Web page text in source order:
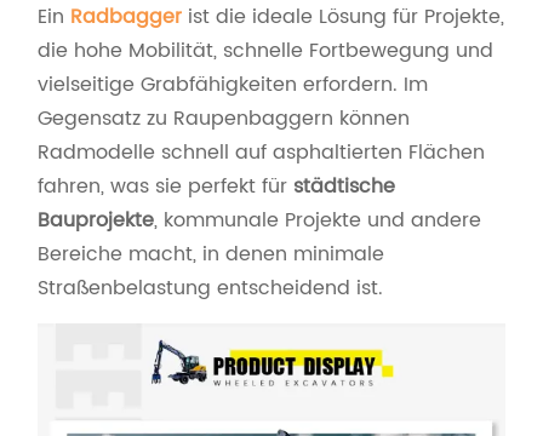
Ein Radbagger ist die ideale Lösung für Projekte,
die hohe Mobilität, schnelle Fortbewegung und
vielseitige Grabfähigkeiten erfordern. Im
Gegensatz zu Raupenbaggern können
Radmodelle schnell auf asphaltierten Flächen
fahren, was sie perfekt für städtische
Bauprojekte, kommunale Projekte und andere
Bereiche macht, in denen minimale
Straßenbelastung entscheidend ist.